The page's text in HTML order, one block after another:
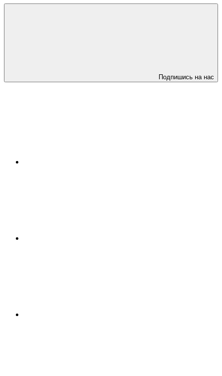
Подпишись на нас